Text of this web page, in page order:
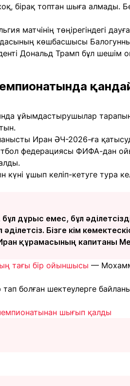
бірақ топтан шыға алмады.
матчінің төңірегіндегі
көшбасшысы
Дональд Трамп бұл шешім
ұйымдастырушылар
Иран ӘЧ-2026-ға
федерациясы ФИФА-дан
ұшып келіп-кетуге тура
дұрыс емес, бұл
Бізге кім
құрамасының капитаны
тағы бір ойыншысы —
болған шектеулерге
шығып қалды